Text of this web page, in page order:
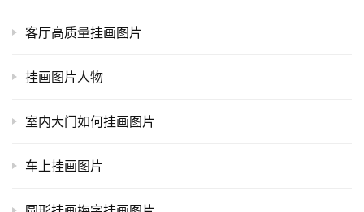
客厅高质量挂画图片
挂画图片人物
室内大门如何挂画图片
车上挂画图片